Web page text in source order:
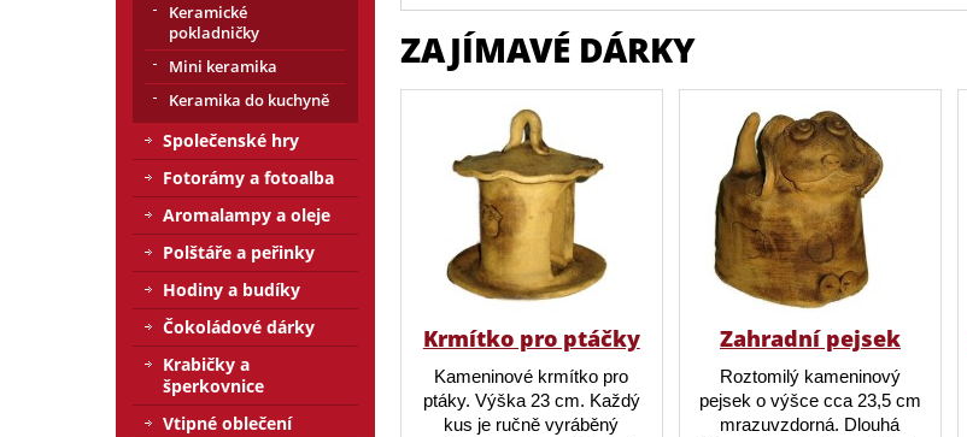
ZAJÍMAVÉ DÁRKY
Krmítko pro ptáčky
Kameninové krmítko pro
ptáky. Výška 23 cm. Každý
kus je ručně vyráběný
Zahradní pejsek
Roztomilý kameninový
pejsek o výšce cca 23,5 cm
mrazuvzdorná. Dlouhá
Keramické
pokladničky
Mini keramika
Keramika do kuchyně
Společenské hry
Fotorámy a fotoalba
Aromalampy a oleje
Polštáře a peřinky
Hodiny a budíky
Čokoládové dárky
Krabičky a
šperkovnice
Vtipné oblečení